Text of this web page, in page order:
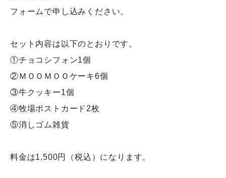
フォームで申し込みください。
セット内容は以下のとおりです。
①チョコシフォン1個
②ＭＯＯＭＯＯケーキ6個
③牛クッキー1個
④牧場ポストカード2枚
⑤消しゴム雑貨
料金は1,500円（税込）になります。